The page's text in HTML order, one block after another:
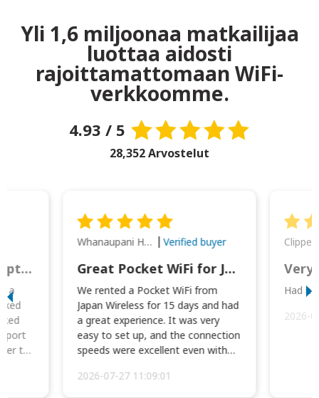
Yli 1,6 miljoonaa matkailijaa
luottaa aidosti
rajoittamattomaan WiFi-
verkkoomme.
4.93 / 5
28,352 Arvostelut
This was wonderful option to a family of four. Everything worked smoothly.
a
to
Whanaupani Henry Joseph Macown Verified buyer
Great Pocket WiFi for Japan Travel
We rented a Pocket WiFi from
Japan Wireless for 15 days and had
a great experience. It was very
easy to set up, and the connection
speeds were excellent even with
2026-07-27 11:09:01
Very
Had
2026-